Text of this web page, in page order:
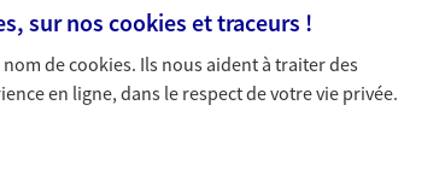
mais aussi les risques liés à votre vie privée. Un seul
pour tous vos besoins, ça change tout.
la gestion de votre
sur nos cookies et traceurs !
decookies. Ils nous aident à traiter des
en ligne, dans le respect de votre vie privée.